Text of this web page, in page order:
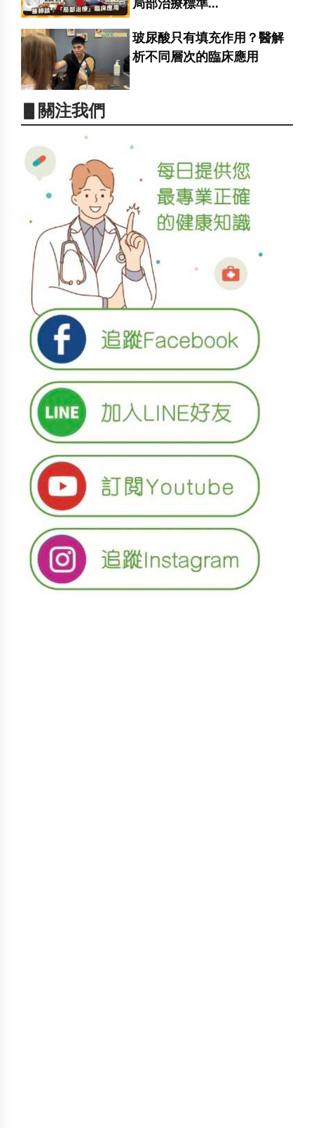
局部治療標準...
玻尿酸只有填充作用？醫解
析不同層次的臨床應用
▋關注我們